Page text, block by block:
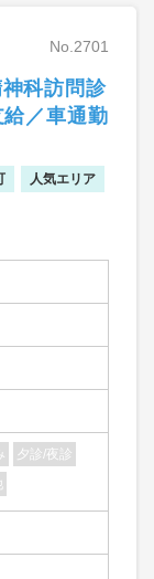
No.2701
科訪問診
／車通勤
人気エリア
夕診/夜診